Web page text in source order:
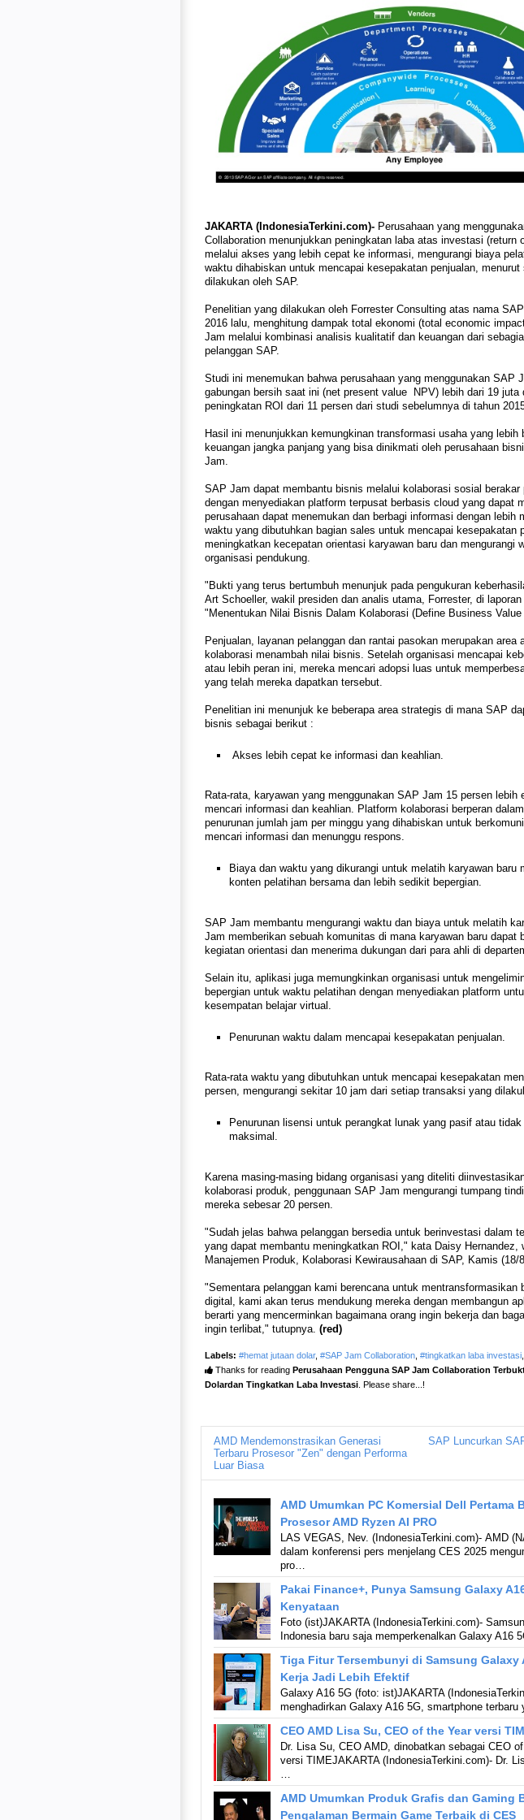
JAKARTA (IndonesiaTerkini.com)- Perusahaan yang
Collaboration menunjukkan peningkatan laba atas investasi (return
melalui akses yang lebih cepat ke informasi, mengurangi biaya
waktu dihabiskan untuk mencapai kesepakatan penjualan,
dilakukan oleh SAP.
Penelitian yang dilakukan oleh Forrester Consulting atas nama
2016 lalu, menghitung dampak total ekonomi (total economic
Jam melalui kombinasi analisis kualitatif dan keuangan dari
pelanggan SAP.
Studi ini menemukan bahwa perusahaan yang menggunakan SAP
gabungan bersih saat ini (net present value NPV) lebih dari 19 juta
peningkatan ROI dari 11 persen dari studi sebelumnya di tahun
Hasil ini menunjukkan kemungkinan transformasi usaha yang lebih
keuangan jangka panjang yang bisa dinikmati oleh perusahaan
Jam.
SAP Jam dapat membantu bisnis melalui kolaborasi sosial berakar
dengan menyediakan platform terpusat berbasis cloud yang dapat
perusahaan dapat menemukan dan berbagi informasi dengan lebih
waktu yang dibutuhkan bagian sales untuk mencapai kesepakatan
meningkatkan kecepatan orientasi karyawan baru dan mengurangi
organisasi pendukung.
"Bukti yang terus bertumbuh menunjuk pada pengukuran
Art Schoeller, wakil presiden dan analis utama, Forrester, di
"Menentukan Nilai Bisnis Dalam Kolaborasi (Define Business
Penjualan, layanan pelanggan dan rantai pasokan merupakan area
kolaborasi menambah nilai bisnis. Setelah organisasi mencapai
atau lebih peran ini, mereka mencari adopsi luas untuk
yang telah mereka dapatkan tersebut.
Penelitian ini menunjuk ke beberapa area strategis di mana SAP
bisnis sebagai berikut :
Akses lebih cepat ke informasi dan keahlian.
Rata-rata, karyawan yang menggunakan SAP Jam 15 persen lebih
mencari informasi dan keahlian. Platform kolaborasi berperan
penurunan jumlah jam per minggu yang dihabiskan untuk
mencari informasi dan menunggu respons.
Biaya dan waktu yang dikurangi untuk melatih karyawan baru
konten pelatihan bersama dan lebih sedikit bepergian.
SAP Jam membantu mengurangi waktu dan biaya untuk melatih
Jam memberikan sebuah komunitas di mana karyawan baru dapat
kegiatan orientasi dan menerima dukungan dari para ahli di
Selain itu, aplikasi juga memungkinkan organisasi untuk
bepergian untuk waktu pelatihan dengan menyediakan platform
kesempatan belajar virtual.
Penurunan waktu dalam mencapai kesepakatan penjualan.
Rata-rata waktu yang dibutuhkan untuk mencapai kesepakatan
persen, mengurangi sekitar 10 jam dari setiap transaksi yang
Penurunan lisensi untuk perangkat lunak yang pasif atau
maksimal.
Karena masing-masing bidang organisasi yang diteliti
kolaborasi produk, penggunaan SAP Jam mengurangi tumpang
mereka sebesar 20 persen.
"Sudah jelas bahwa pelanggan bersedia untuk berinvestasi dalam
yang dapat membantu meningkatkan ROI," kata Daisy Hernandez,
Manajemen Produk, Kolaborasi Kewirausahaan di SAP, Kamis (18/
"Sementara pelanggan kami berencana untuk mentransformasikan
digital, kami akan terus mendukung mereka dengan membangun
berarti yang mencerminkan bagaimana orang ingin bekerja dan
ingin terlibat," tutupnya. (red)
Labels: #hemat jutaan dolar, #SAP Jam Collaboration #tingkatkan laba investasi
Thanks for reading Perusahaan Pengguna SAP Jam Collaboration
Dolardan Tingkatkan Laba Investasi . Please share...!
AMD Mendemonstrasikan Generasi
Terbaru Prosesor "Zen" dengan Performa
Luar Biasa
SAP Luncurkan
AMD Umumkan PC Komersial Dell Pertama
Prosesor AMD Ryzen AI PRO
LAS VEGAS, Nev. (IndonesiaTerkini.com)- AMD
dalam konferensi pers menjelang CES 2025
pro…
Pakai Finance+, Punya Samsung Galaxy
Kenyataan
Foto (ist)JAKARTA (IndonesiaTerkini.com)-
Indonesia baru saja memperkenalkan Galaxy A16
Tiga Fitur Tersembunyi di Samsung Galaxy
Kerja Jadi Lebih Efektif
Galaxy A16 5G (foto: ist)JAKARTA
menghadirkan Galaxy A16 5G, smartphone terbaru
CEO AMD Lisa Su, CEO of the Year versi
Dr. Lisa Su, CEO AMD, dinobatkan sebagai CEO
versi TIMEJAKARTA (IndonesiaTerkini.com)- Dr.
AMD Umumkan Produk Grafis dan Gaming
Pengalaman Bermain Game Terbaik di CES